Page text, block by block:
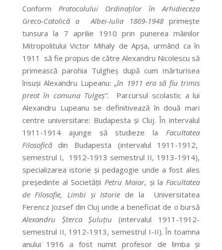
Conform Protocolului Ordinaţilor în Arhidieceza
Greco-Catolică a Albei-Iulia 1869-1948primeşte
tunsura la 7 aprilie 1910 prin punerea mâinilor
Mitropolitului Victor Mihaly de Apşa, urmând ca în
1911 să fie propus de către Alexandru Nicolescu să
primească parohia Tulgheş după cum mărturisea
însuşi Alexandru Lupeanu: „în 1911 era să fiu trimis
preot în comuna Tulgeş”. Parcursul scolastic a lui
Alexandru Lupeanu se definitivează în două mari
centre universitare: Budapesta şi Cluj. În intervalul
1911-1914 ajunge să studieze laFacultatea
Filosoficădin Budapesta (intervalul 1911-1912,
semestrul I, 1912-1913 semestrul II, 1913-1914),
specializarea istorie şi pedagogie unde a fost ales
preşedinte al Societăţii Petru Maior, şi laFacultatea
de Filosofie, Limbi şi Istorie de la Universitatea
Ferencz Jozsef din Cluj unde a beneficiat de o bursă
Alexandru Şterca Şuluţiu(intervalul 1911-1912-
semestrul II, 1912-1913, semestrul I-II). În toamna
anului 1916 a fost numit profesor de limba şi